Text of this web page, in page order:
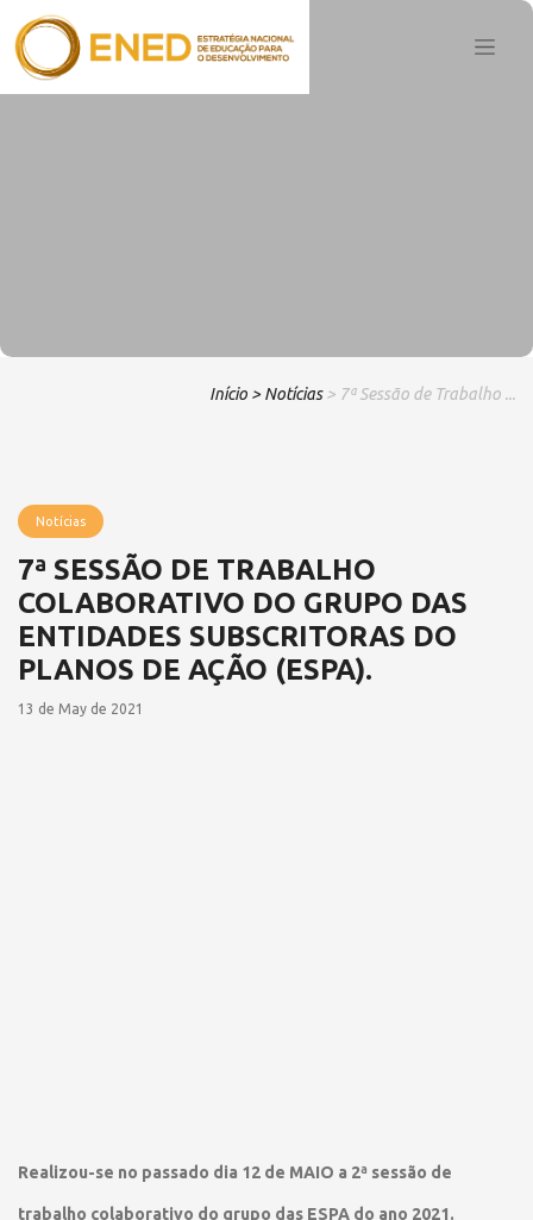
Início > Notícias > 7ª Sessão de Trabalho ...
Notícias
7ª SESSÃO DE TRABALHO
COLABORATIVO DO GRUPO DAS
ENTIDADES SUBSCRITORAS DO
PLANOS DE AÇÃO (ESPA).
13 de May de 2021
Realizou-se no passado dia 12 de MAIO a 2ª sessão de
trabalho colaborativo do grupo das ESPA do ano 2021.